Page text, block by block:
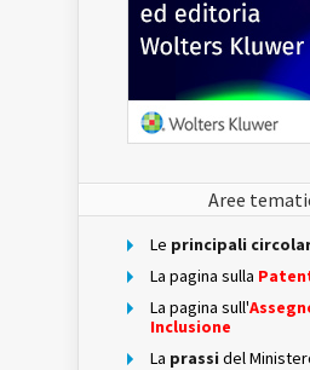
Aree
Le principali
La pagina sulla
La pagina sull'
Inclusione
La prassi del